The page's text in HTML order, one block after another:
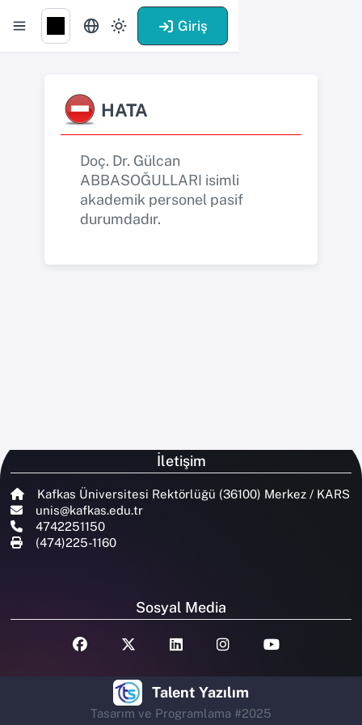
Giriş
HATA
Doç. Dr. Gülcan
ABBASOĞULLARI isimli
akademik personel pasif
durumdadır.
İletişim
Kafkas Üniversitesi Rektörlüğü (36100) Merkez / KARS
unis@kafkas.edu.tr
4742251150
(474)225-1160
Sosyal Media
Talent Yazılım
Tasarım ve Programlama #2025